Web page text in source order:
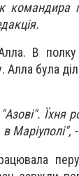
В
була
Їхня
Маріуполі", -